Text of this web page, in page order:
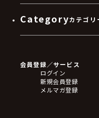
Categoryカテゴリ
フィギュア
アクリルスタンド
バッジ
キーホルダー・ス
会員登録／サービス
ログイン
新規会員登録
メルマガ登録